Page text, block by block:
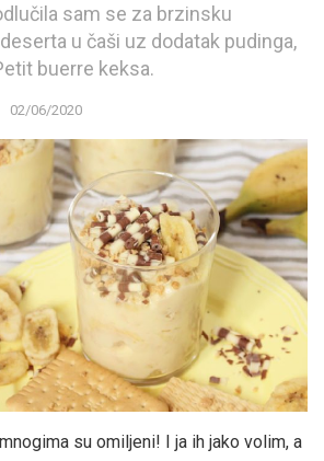
sam se za brzinsku
u čaši uz dodatak pudinga,
buerre keksa.
02/06/2020
su omiljeni! I ja ih jako volim, a